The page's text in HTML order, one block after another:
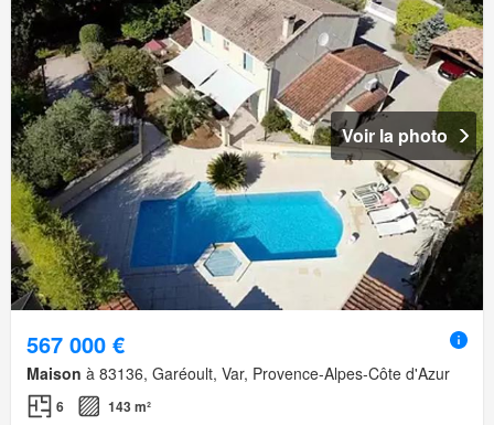
Voir la photo
567 000 €
Maison à 83136, Garéoult, Var, Provence-Alpes-Côte d'Azur
6 143 m²